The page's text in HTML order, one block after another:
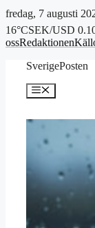
fredag, 7 augusti
16°CSEK/USD
ossRedaktionen
SverigePosten
Meny